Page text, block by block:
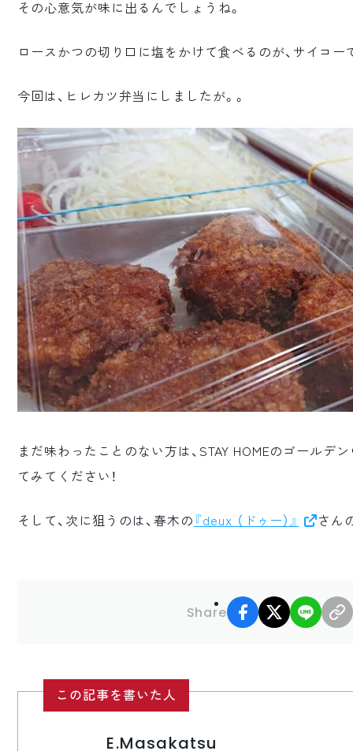
その心意気が味に出るんでしょうね。
ロースかつの切り口に塩をかけて食べるのが、サイコー
今回は、ヒレカツ弁当にしましたが。。
まだ味わったことのない方は、STAY HOMEのゴールデ
てみてください！
そして、次に狙うのは、春木の 『deux （ドゥー）』 さん
Share
facebook
X LINE
この記事を書いた人
E.Masakatsu